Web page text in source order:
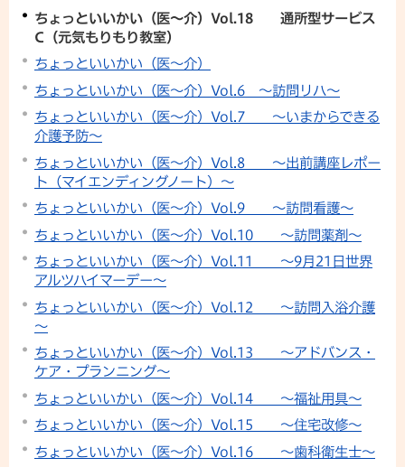
ちょっといいかい（医～介）Vol.18 通所型サービス
C（元気もりもり教室）
ちょっといいかい（医～介）
ちょっといいかい（医～介）Vol.6 ～訪問リハ～
ちょっといいかい（医～介）Vol.7 ～いまからできる
介護予防～
ちょっといいかい（医～介）Vol.8 ～出前講座レポー
ト（マイエンディングノート）～
ちょっといいかい（医～介）Vol.9 ～訪問看護～
ちょっといいかい（医～介）Vol.10 ～訪問薬剤～
ちょっといいかい（医～介）Vol.11 ～9月21日世界
アルツハイマーデー～
ちょっといいかい（医～介）Vol.12 ～訪問入浴介護
～
ちょっといいかい（医～介）Vol.13 ～アドバンス・
ケア・プランニング～
ちょっといいかい（医～介）Vol.14 ～福祉用具～
ちょっといいかい（医～介）Vol.15 ～住宅改修～
ちょっといいかい（医～介）Vol.16 ～歯科衛生士～